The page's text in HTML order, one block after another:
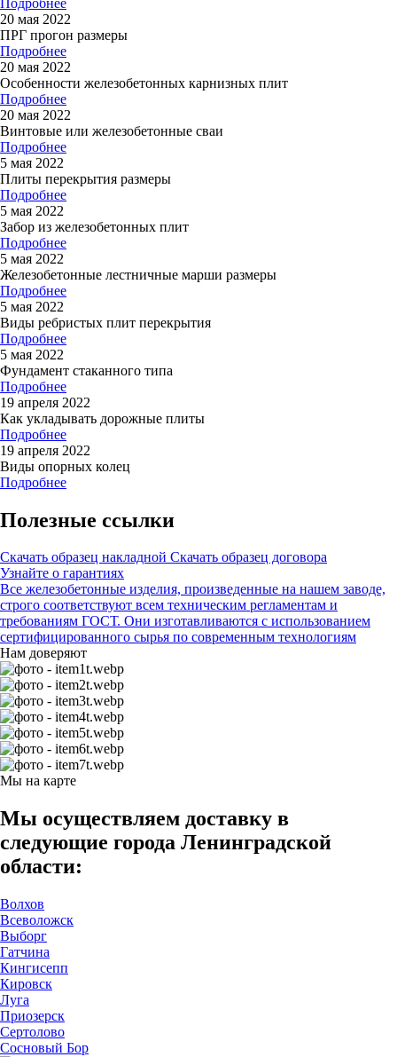
20 мая 2022
ПРГ прогон размеры
Подробнее
20 мая 2022
Особенности железобетонных карнизных плит
Подробнее
20 мая 2022
Винтовые или железобетонные сваи
Подробнее
5 мая 2022
Плиты перекрытия размеры
Подробнее
5 мая 2022
Забор из железобетонных плит
Подробнее
5 мая 2022
Железобетонные лестничные марши размеры
Подробнее
5 мая 2022
Виды ребристых плит перекрытия
Подробнее
5 мая 2022
Фундамент стаканного типа
Подробнее
19 апреля 2022
Как укладывать дорожные плиты
Подробнее
19 апреля 2022
Виды опорных колец
Подробнее
Полезные ссылки
Скачать образец накладной Скачать образец договора
Узнайте о гарантиях
Все железобетонные изделия, произведенные на нашем заводе,
строго соответствуют всем техническим регламентам и
требованиям ГОСТ. Они изготавливаются с использованием
сертифицированного сырья по современным технологиям
Нам доверяют
Мы на карте
Мы осуществляем доставку в
следующие города Ленинградской
области:
Волхов
Всеволожск
Выборг
Гатчина
Кингисепп
Кировск
Луга
Приозерск
Сертолово
Сосновый Бор